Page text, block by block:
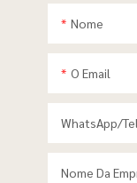
Nome
O Email
WhatsApp/
Nome Da